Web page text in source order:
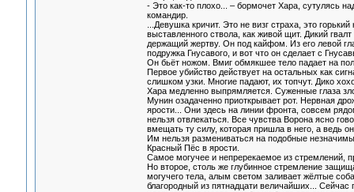
- Это как-то плохо... – бормочет Хара, сутулясь
командир.
...Девушка кричит. Это не визг страха, это
выставленного ствола, как живой щит. Дикий
держащий жертву. Он под кайфом. Из его левой
подружка Гнусавого, и вот что он сделает с
Он бьёт ножом. Вмиг обмякшее тело падает на
Первое убийство действует на остальных как
слишком узки. Многие падают, их топчут. Дико
Хара медленно выпрямляется. Суженные глаза
Мунин озадаченно приоткрывает рот. Нервная
ярости... Они здесь на линии фронта, совсем
нельзя отвлекаться. Все чувства Ворона ясно
вмещать ту силу, которая пришла в него, а ведь
Им нельзя размениваться на подобные
Красный Пёс в ярости.
Самое могучее и непререкаемое из стремлений,
Но второе, столь же глубинное стремление
могучего тела, алым светом заливает жёлтые
благородный из пятнадцати величайших...